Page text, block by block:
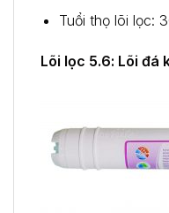
Tuổi thọ lõi lọc:
Lõi lọc 5.6: Lõi đá